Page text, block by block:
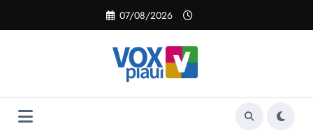
o
07/08/2026